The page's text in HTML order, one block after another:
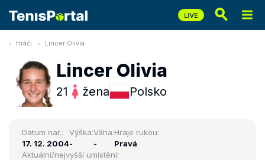
Hráči Lincer Olivia
Lincer Olivia
21 žena Polsko
Datum nar.:
17. 12. 2004
Výška:
-
Váha:
-
Hraje rukou:
Pravá
Aktuální/nejvyšší umístění: